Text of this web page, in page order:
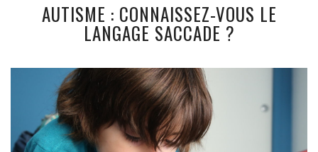
AUTISME : CONNAISSEZ-VOUS LE
LANGAGE SACCADE ?